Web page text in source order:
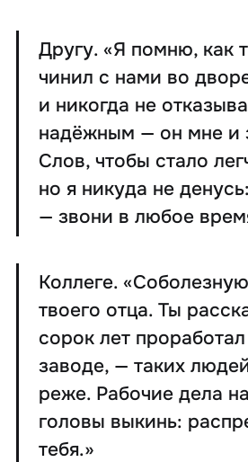
Другу. «Я помню, как
чинил с нами во
и никогда не
надёжным — он мне и
Слов, чтобы стало
но я никуда не
— звони в любое
Коллеге.
твоего отца. Ты
сорок лет
заводе, — таких
реже. Рабочие дела
головы выкинь:
тебя.»